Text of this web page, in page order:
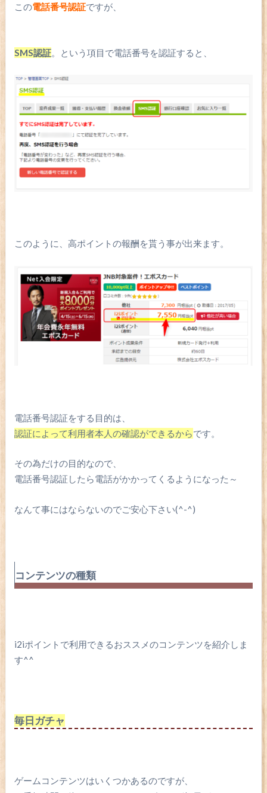
この電話番号認証ですが、
SMS認証。という項目で電話番号を認証すると、
このように、高ポイントの報酬を貰う事が出来ます。
電話番号認証をする目的は、
認証によって利用者本人の確認ができるからです。
その為だけの目的なので、
電話番号認証したら電話がかかってくるようになった～
なんて事にはならないのでご安心下さい(^-^)
コンテンツの種類
i2iポイントで利用できるおススメのコンテンツを紹介しま
す^^
毎日ガチャ
ゲームコンテンツはいくつかあるのですが、